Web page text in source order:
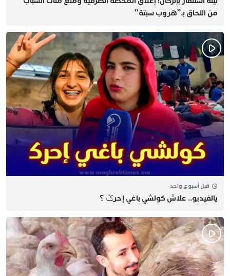
من اللحاق بـ”هروب سبتة”
قبل أسبوع واحد
يالفيديو.. علاش كولشي باغي إحرݣ ؟